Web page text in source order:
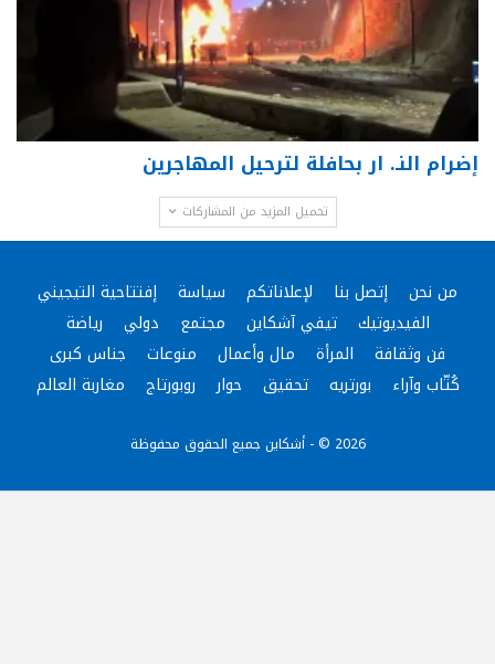
إضرام النـ. ار بحافلة لترحيل المهاجرين
تحميل المزيد من المشاركات
من نحن إتصل بنا لإعلاناتكم سياسة
إفتتاحية التيجيني
الفيديوتيك
تيفي آشكاين مجتمع دولي
رياضة
فن وثقافة
المرأة مال وأعمال منوعات
جناس كبرى
كُتّاب وآراء
بورتريه تحقيق حوار روبورتاج مغاربة العالم
2026 © - أشكاين جميع الحقوق محفوظة